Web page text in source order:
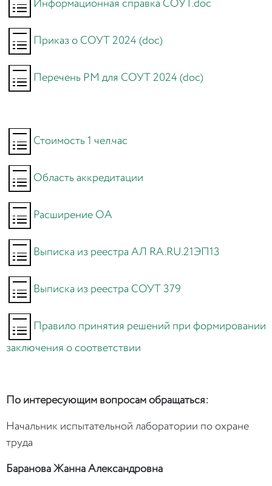
Информационная справка СОУТ.doc
Приказ о СОУТ 2024 (doc)
Перечень РМ для СОУТ 2024 (doc)
Стоимость 1 чел.час
Область аккредитации
Расширение ОА
Выписка из реестра АЛ RA.RU.21ЭП13
Выписка из реестра СОУТ 379
Правило принятия решений при формировании
заключения о соответствии
По интересующим вопросам обращаться:
Начальник испытательной лаборатории по охране
труда
Баранова Жанна Александровна